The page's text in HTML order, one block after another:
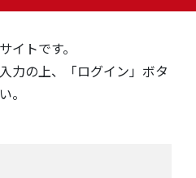
イトです。
力の上、「ログイン」ボタ
。